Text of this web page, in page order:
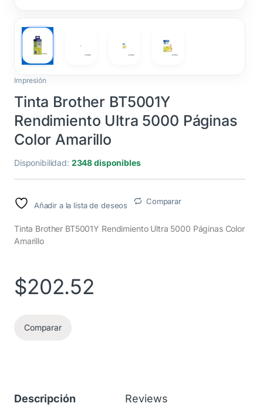
Impresión
Tinta Brother BT5001Y
Rendimiento Ultra 5000 Páginas
Color Amarillo
Disponibilidad: 2348 disponibles
Añadir a la lista de deseos Comparar
Tinta Brother BT5001Y Rendimiento Ultra 5000 Páginas Color
Amarillo
$202.52
Comparar
Descripción Reviews